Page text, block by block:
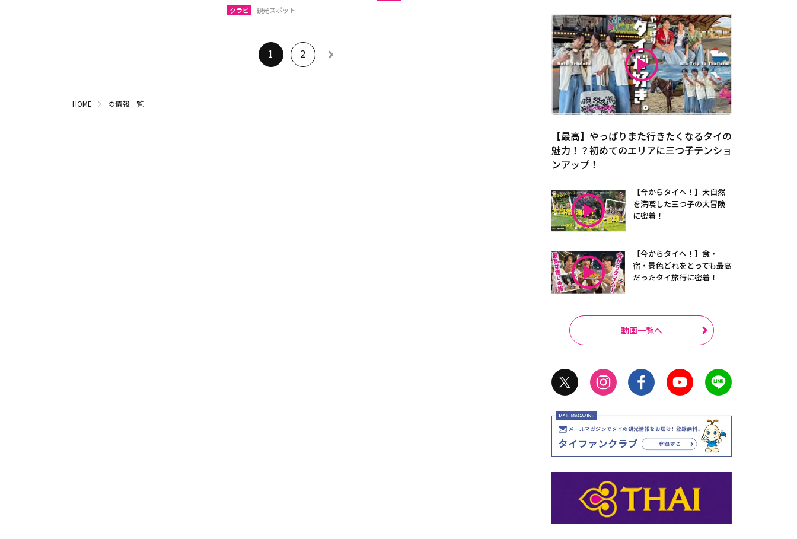
クラビ 観光スポット
1 2
HOME の情報一覧
【最高】やっぱりまた行きたくなるタイの
魅力！？初めてのエリアに三つ子テンショ
ンアップ！
【今からタイへ！】大自然
を満喫した三つ子の大冒険
に密着！
【今からタイへ！】食・
宿・景色どれをとっても最高
だったタイ旅行に密着！
動画一覧へ